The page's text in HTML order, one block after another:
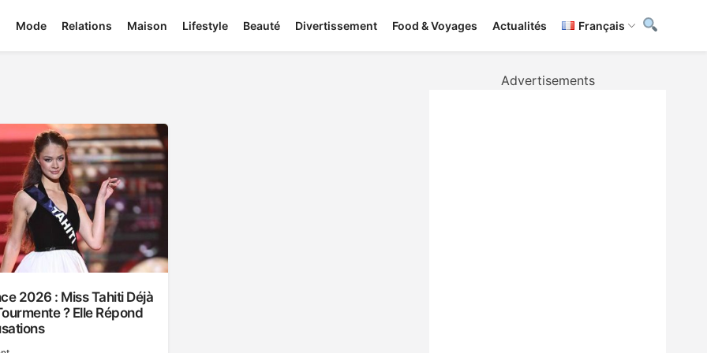
Mode Relations Maison Lifestyle Beauté Divertissement Food & Voyages Actualités Français
2026 : Miss Tahiti Déjà
? Elle Répond
Advertisements